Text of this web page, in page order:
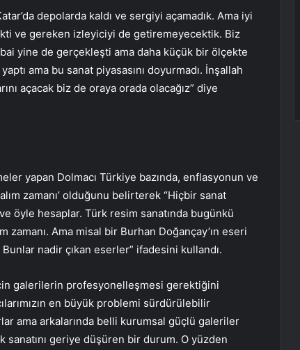
depolarda kaldı ve sergiyi açamadık. Ama iyi
ve gereken izleyiciyi de getiremeyecektik. Biz
yine de gerçekleşti ama daha küçük bir ölçekte
ama bu sanat piyasasını doyurmadı. İnşallah
açacak biz de oraya orada olacağız” diye
yapan Dolmacı Türkiye bazında, enflasyonun ve
zamanı’ olduğunu belirterek “Hiçbir sanat
öyle hesaplar. Türk resim sanatında bugünkü
Ama misal bir Burhan Doğançay’ın eseri
Bunlar nadir çıkan eserler” ifadesini kullandı.
galerilerin profesyonelleşmesi gerektiğini
en büyük problemi sürdürülebilir
ama arkalarında belli kurumsal güçlü galeriler
sanatını geriye düşüren bir durum. O yüzden